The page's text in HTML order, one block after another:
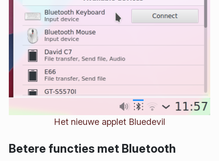
Het nieuwe applet Bluedevil
Betere functies met Bluetooth